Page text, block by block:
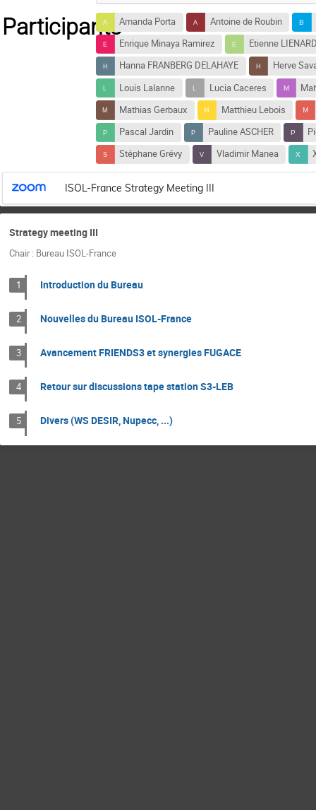
ParticipantsAmanda Porta Antoine de Roubin
Enrique Minaya Ramirez
Etienne
Hanna FRANBERG DELAHAYE
Herve
Louis Lalanne
Lucia Caceres
Mathias Gerbaux
Matthieu Lebois
Pascal Jardin
Pauline ASCHER
Stéphane Grévy
Vladimir Manea
ISOL-France Strategy Meeting III
Strategy meeting III
Chair : Bureau ISOL-France
1 Introduction du Bureau
2 Nouvelles du Bureau ISOL-France
3 Avancement FRIENDS3 et synergies FUGACE
4 Retour sur discussions tape station S3-LEB
5 Divers (WS DESIR, Nupecc, ...)